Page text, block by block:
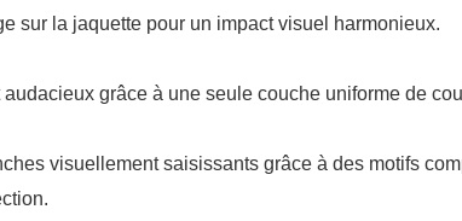
sur la jaquette pour un impact visuel harmonieux.
grâce à une seule couche uniforme de
visuellement saisissants grâce à des motifs